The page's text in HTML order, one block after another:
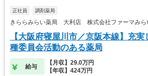
正社員 調剤薬局
きららみらい薬局 大利店 株式会社ファーマみら
【大阪府寝屋川市／京阪本線】充
種委員会活動のある薬局
給与
【月収】29.0万円
【年収】424万円